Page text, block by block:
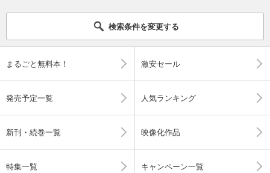
検索条件を変更する
まるごと無料本！ 激安セール
発売予定一覧 人気ランキング
新刊・続巻一覧 映像化作品
特集一覧 キャンペーン一覧